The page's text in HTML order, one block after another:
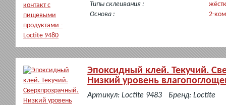
Типы склеивания :
Основа :
2-
Эпоксидный клей. Текучий.
Низкий уровень
в
Артикул: Loctite 9483 Бренд: Loctite